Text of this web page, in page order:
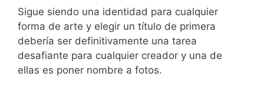
Sigue siendo una identidad para cualquier
forma de arte y elegir un título de primera
debería ser definitivamente una tarea
desafiante para cualquier creador y una de
ellas es poner nombre a fotos.